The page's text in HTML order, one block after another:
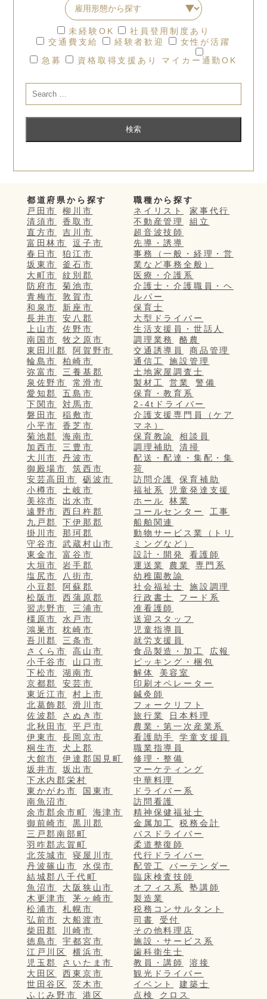
未経験OK
社員登用制度あり
交通費支給
経験者歓迎
女性が活躍
急募
資格取得支援あり マイカー通勤OK
都道府県から探す
戸田市
柳川市
清須市
香取市
直方市
吉川市
富田林市
逗子市
春日市
狛江市
坂東市
釜石市
大町市
紋別郡
防府市
菊池市
青梅市
敦賀市
和泉市
新座市
長井市
安八郡
上山市
佐野市
南国市
牧之原市
東田川郡
阿賀野市
輪島市
柏崎市
弥富市
三養基郡
泉佐野市
常滑市
愛知郡
五島市
下関市
対馬市
磐田市
稲敷市
小平市
香芝市
菊池郡
海南市
加西市
三豊市
大川市
丹波市
御殿場市
筑西市
安芸高田市
砺波市
小樽市
土岐市
美祢市
出水市
遠野市
西臼杵郡
九戸郡
下伊那郡
掛川市
那珂郡
守谷市
武蔵村山市
東金市
富谷市
大垣市
岩手郡
塩尻市
八街市
小豆郡
阿蘇郡
松阪市
西蒲原郡
習志野市
三浦市
橿原市
水戸市
鴻巣市
枕崎市
吾川郡
三条市
さくら市
高山市
小千谷市
山口市
下松市
湖南市
京都郡
安芸市
東近江市
村上市
北葛飾郡
滑川市
佐波郡
さぬき市
北秋田市
平戸市
伊東市
長岡京市
桐生市
犬上郡
大館市
伊達郡国見町
坂井市
坂出市
下水内郡栄村
東かがわ市
国東市
南魚沼市
余市郡余市町
海津市
御前崎市
黒川郡
三戸郡南部町
羽咋郡志賀町
北茨城市
寝屋川市
丹波篠山市
水俣市
結城郡八千代町
魚沼市
大阪狭山市
木更津市
茅ヶ崎市
松浦市
札幌市
弘前市
大船渡市
柴田郡
川崎市
徳島市
宇都宮市
江戸川区
横浜市
児玉郡
さいたま市
大田区
西東京市
世田谷区
茨木市
ふじみ野市
港区
職種から探す
ネイリスト
家事代行
不動産管理
組立
超音波技師
先導・誘導
事務（一般・経理・営
業など事務全般）
医療・介護系
介護士・介護職員・ヘ
ルパー
保育士
大型ドライバー
生活支援員・世話人
調理業務
酪農
交通誘導員
商品管理
通信工
施設管理
土地家屋調査士
製材工
営業
警備
保育・教育系
2-4tドライバー
介護支援専門員（ケア
マネ）
保育教諭
相談員
調理補助
清掃
配送・配達・集配・集
荷
訪問介護
保育補助
福祉系
児童発達支援
ホール
林業
コールセンター
工事
船舶関連
動物サービス業（トリ
ミングなど）
設計・開発
看護師
運送業
農業
専門系
幼稚園教諭
社会福祉士
施設調理
行政書士
フード系
准看護師
送迎スタッフ
児童指導員
就労支援員
食品製造・加工
広報
ピッキング・梱包
解体
美容室
印刷オペレーター
鍼灸師
フォークリフト
旅行業
日本料理
農業・第一次産業系
看護助手
学童支援員
職業指導員
修理・整備
マーケティング
中華料理
ドライバー系
訪問看護
精神保健福祉士
金属加工
税務会計
バスドライバー
柔道整復師
代行ドライバー
配管工
バーテンダー
臨床検査技師
オフィス系
塾講師
製造業
税務コンサルタント
司書
受付
その他料理店
施設・サービス系
歯科衛生士
教員・講師
溶接
観光ドライバー
イベント
建築士
点検
クロス